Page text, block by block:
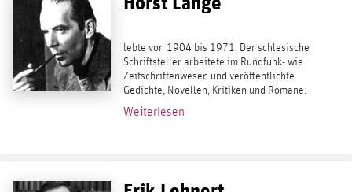
lebte von 1904 bis 1971. Der schlesische
Schriftsteller arbeitete im Rundfunk- wie
Zeitschriftenwesen und veröffentlichte
Gedichte, Novellen, Kritiken und Romane.
Sein bekanntestes und erfolgreichstes
Buch ist die Schwarze Weide (1937),...
Weiterlesen